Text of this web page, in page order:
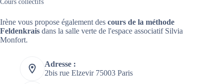
Cours collectifs
Irène vous propose également des cours de la méthode
Feldenkrais dans la salle verte de l'espace associatif Silvia
Monfort.
Adresse :
2bis rue Elzevir 75003 Paris